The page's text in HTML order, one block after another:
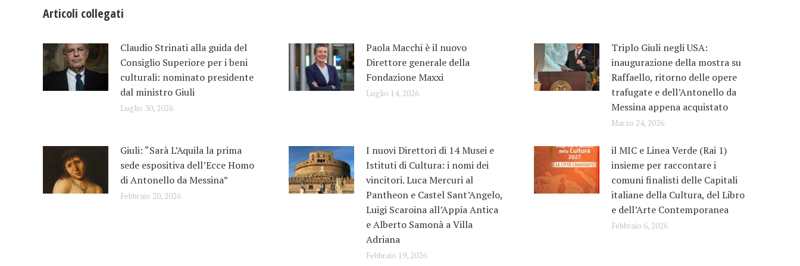
Articoli collegati
Claudio Strinati alla guida del
Consiglio Superiore per i beni
culturali: nominato presidente
dal ministro Giuli
Luglio 30, 2026
Paola Macchi è il nuovo
Direttore generale della
Fondazione Maxxi
Luglio 14, 2026
Triplo Giuli negli USA:
inaugurazione della mostra su
Raffaello, ritorno delle opere
trafugate e dell’Antonello da
Messina appena acquistato
Marzo 24, 2026
Giuli: “Sarà L’Aquila la prima
sede espositiva dell’Ecce Homo
di Antonello da Messina”
Febbraio 20, 2026
I nuovi Direttori di 14 Musei e
Istituti di Cultura: i nomi dei
vincitori. Luca Mercuri al
Pantheon e Castel Sant’Angelo,
Luigi Scaroina all’Appia Antica
e Alberto Samonà a Villa
Adriana
Febbraio 19, 2026
il MIC e Linea Verde (Rai 1)
insieme per raccontare i
comuni finalisti delle Capitali
italiane della Cultura, del Libro
e dell’Arte Contemporanea
Febbraio 6, 2026